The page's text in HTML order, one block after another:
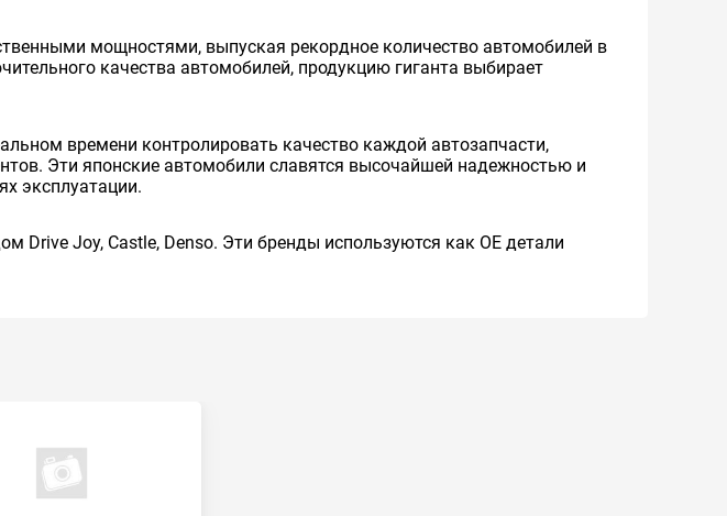
мощностями, выпуская рекордное количество автомобилей в
качества автомобилей, продукцию гиганта выбирает
времени контролировать качество каждой автозапчасти,
Эти японские автомобили славятся высочайшей надежностью и
эксплуатации.
Drive Joy, Castle, Denso. Эти бренды используются как ОЕ детали